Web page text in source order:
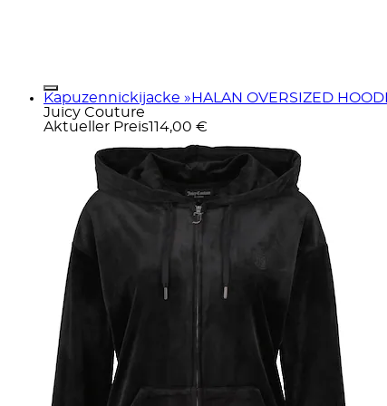
Kapuzennickijacke »HALAN OVERSIZED
Juicy Couture
Aktueller Preis114,00 €